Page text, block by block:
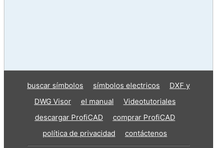
buscar símbolos símbolos electricos
DXF y
DWG Visor
el manual
Videotutoriales
descargar ProfiCAD
comprar ProfiCAD
política de privacidad
contáctenos